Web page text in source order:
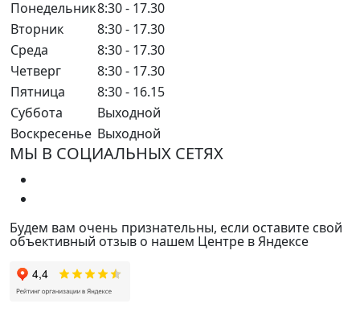
Понедельник8:30 - 17.30
Вторник
8:30 - 17.30
Среда
8:30 - 17.30
Четверг
8:30 - 17.30
Пятница
8:30 - 16.15
Суббота
Выходной
Воскресенье Выходной
МЫ В СОЦИАЛЬНЫХ СЕТЯХ
Будем вам очень признательны, если оставите свой
объективный отзыв о нашем Центре в Яндексе